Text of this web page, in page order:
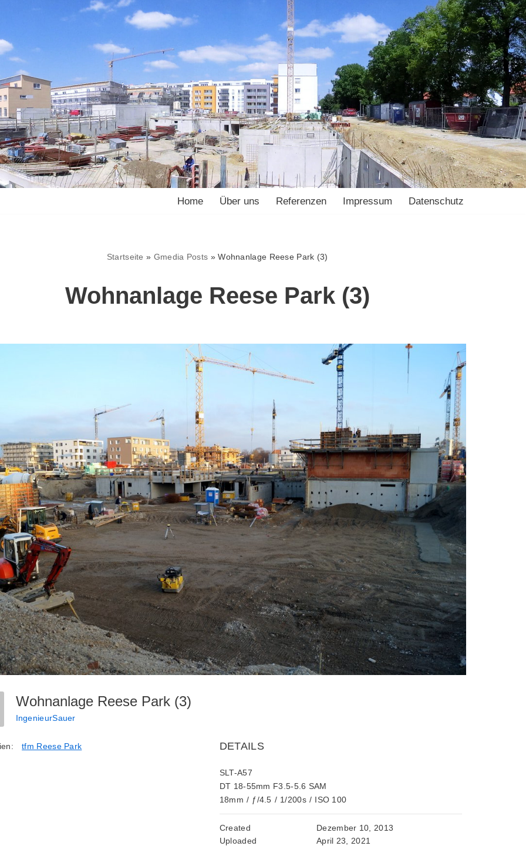
Home Über uns Referenzen Impressum Datenschutz
Startseite » Gmedia Posts »Wohnanlage Reese Park (3)
Wohnanlage Reese Park (3)
Wohnanlage Reese Park (3)
IngenieurSauer
tfm Reese Park DETAILS
SLT-A57
DT 18-55mm F3.5-5.6 SAM
18mm / ƒ/4.5 / 1/200s / ISO 100
Created
Dezember 10, 2013
Uploaded
April 23, 2021